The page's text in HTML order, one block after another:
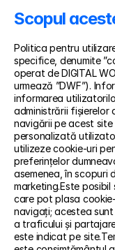
Scopul
Politica pentru
specifice, denumite
operat de DIGITAL
urmează ”DWF”).
informarea
administrării fișierelor
navigării pe acest
personalizată
utilizeze cookie-uri
preferințelor
asemenea, în scopuri
marketing.Este posibil
care pot plasa
navigați; acestea
a traficului și
este indicat pe